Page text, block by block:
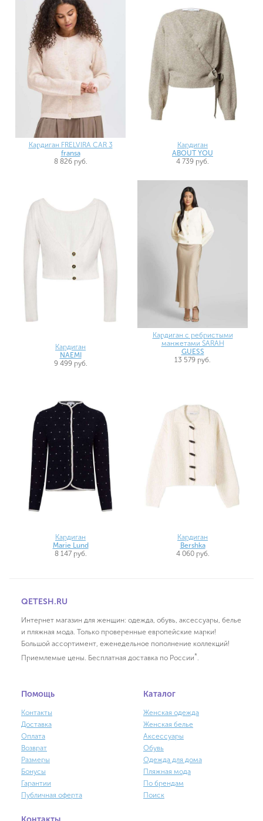
Кардиган FRELVIRA CAR 3
fransa
8 826 руб.
Кардиган
ABOUT YOU
4 739 руб.
Кардиган
NAEMI
9 499 руб.
Кардиган с ребристыми
манжетами SARAH
GUESS
13 579 руб.
Кардиган
Marie Lund
8 147 руб.
Кардиган
Bershka
4 060 руб.
QETESH.RU
Интернет магазин для женщин: одежда, обувь, аксессуары, белье
и пляжная мода. Только проверенные европейские марки!
Большой ассортимент, еженедельное пополнение коллекций!
Приемлемые цены. Бесплатная доставка по России*
Помощь
Контакты
Доставка
Оплата
Возврат
Размеры
Бонусы
Гарантии
Публичная оферта
Каталог
Женская одежда
Женская белье
Аксессуары
Обувь
Одежда для дома
Пляжная мода
По брендам
Поиск